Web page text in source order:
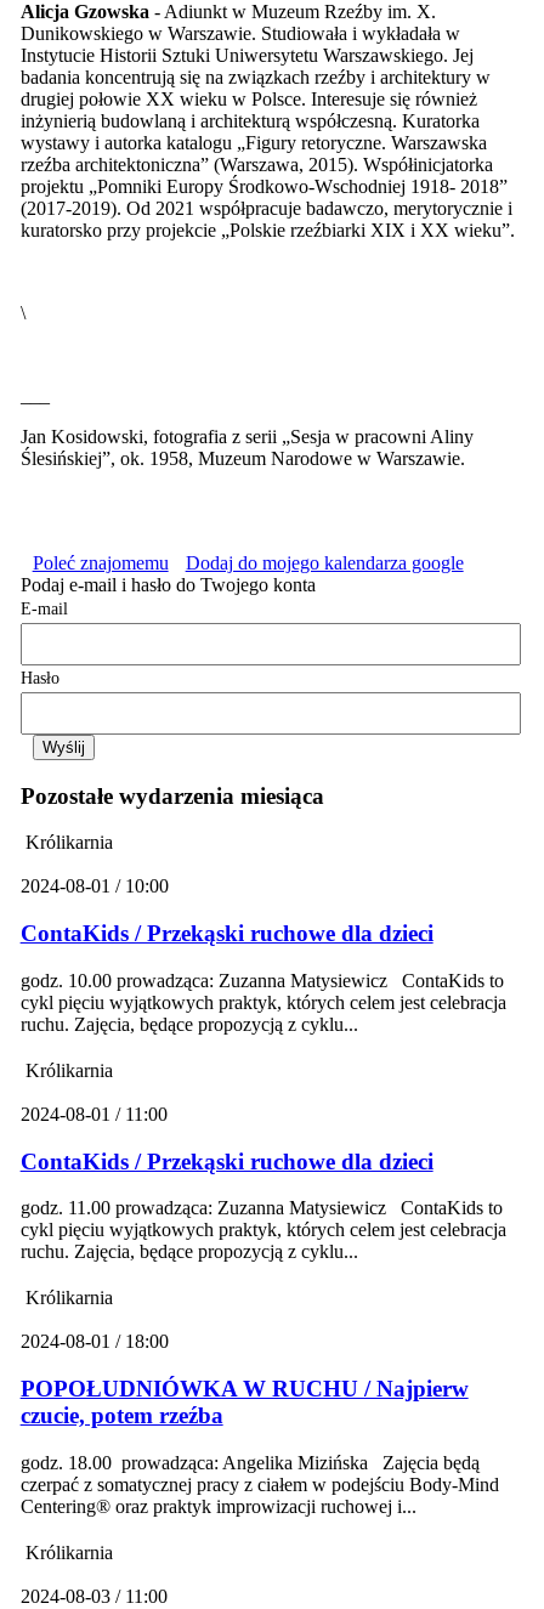
Alicja Gzowska - Adiunkt w Muzeum Rzeźby im. X.
Dunikowskiego w Warszawie. Studiowała i wykładała w
Instytucie Historii Sztuki Uniwersytetu Warszawskiego. Jej
badania koncentrują się na związkach rzeźby i architektury w
drugiej połowie XX wieku w Polsce. Interesuje się również
inżynierią budowlaną i architekturą współczesną. Kuratorka
wystawy i autorka katalogu „Figury retoryczne. Warszawska
rzeźba architektoniczna” (Warszawa, 2015). Współinicjatorka
projektu „Pomniki Europy Środkowo-Wschodniej 1918- 2018”
(2017-2019). Od 2021 współpracuje badawczo, merytorycznie i
kuratorsko przy projekcie „Polskie rzeźbiarki XIX i XX wieku”.
\
Jan Kosidowski, fotografia z serii „Sesja w pracowni Aliny
Ślesińskiej”, ok. 1958, Muzeum Narodowe w Warszawie.
Poleć znajomemu
Dodaj do mojego kalendarza google
Podaj e-mail i hasło do Twojego konta
E-mail
Hasło
Pozostałe wydarzenia miesiąca
Królikarnia
2024-08-01 / 10:00
ContaKids / Przekąski ruchowe dla dzieci
godz. 10.00 prowadząca: Zuzanna Matysiewicz ContaKids to
cykl pięciu wyjątkowych praktyk, których celem jest celebracja
ruchu. Zajęcia, będące propozycją z cyklu...
Królikarnia
2024-08-01 / 11:00
ContaKids / Przekąski ruchowe dla dzieci
godz. 11.00 prowadząca: Zuzanna Matysiewicz ContaKids to
cykl pięciu wyjątkowych praktyk, których celem jest celebracja
ruchu. Zajęcia, będące propozycją z cyklu...
Królikarnia
2024-08-01 / 18:00
POPOŁUDNIÓWKA W RUCHU / Najpierw
czucie, potem rzeźba
godz. 18.00 prowadząca: Angelika Mizińska Zajęcia będą
czerpać z somatycznej pracy z ciałem w podejściu Body-Mind
Centering® oraz praktyk improwizacji ruchowej i...
Królikarnia
2024-08-03 / 11:00